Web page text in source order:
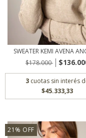
SWEATER KEMI AVENA
$178.000
3 cuotas sin interés
$45.333,33
21 % OFF